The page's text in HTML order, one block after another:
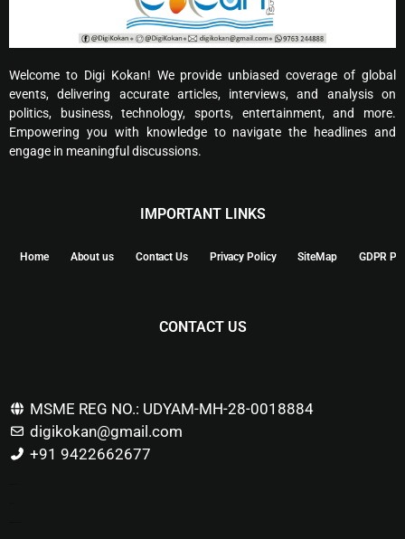
Welcome to Digi Kokan! We provide unbiased coverage of global
events, delivering accurate articles, interviews, and analysis on
politics, business, technology, sports, entertainment, and more.
Empowering you with knowledge to navigate the headlines and
engage in meaningful discussions.
IMPORTANT LINKS
Home About us Contact Us Privacy Policy SiteMap GDPR
CONTACT US
MSME REG NO.: UDYAM-MH-28-0018884
digikokan@gmail.com
+91 9422662677